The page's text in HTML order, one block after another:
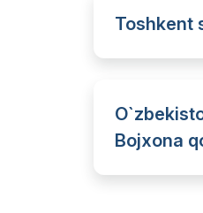
Toshkent
Bojxona